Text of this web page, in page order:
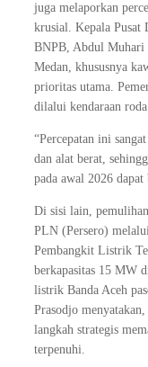
juga melaporkan
krusial. Kepala Pusat
BNPB, Abdul Muhari
Medan, khususnya
prioritas utama.
dilalui kendaraan
“Percepatan ini
dan alat berat,
pada awal 2026
Di sisi lain,
PLN (Persero)
Pembangkit Listrik
berkapasitas 15 MW
listrik Banda Aceh
Prasodjo
langkah strategis
terpenuhi.